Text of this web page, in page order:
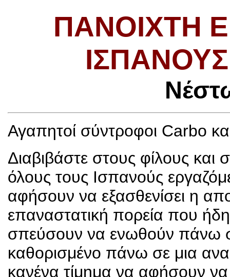
ΠΑΝΟΙΧΤΉ
Αγαπητοί σύντροφοι Carbο
Διαβιβάστε στους φίλους
όλους τους Ισπανούς
αφήσουν να εξασθενίσει η
επαναστατική πορεία που
σπεύσουν να ενωθούν πάνω
καθορισμένο πάνω σε μια
κανένα τίμημα να αφήσουν